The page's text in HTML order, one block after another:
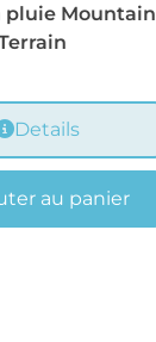
pluie Mountain
Details
au panier